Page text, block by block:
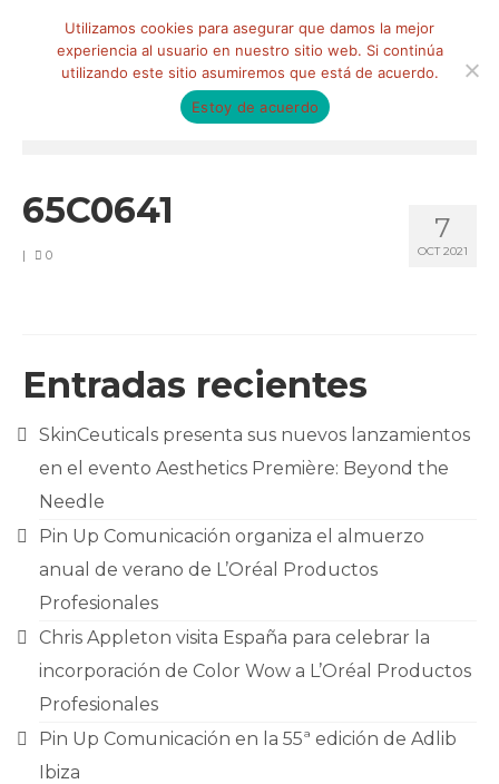
Equipo
BLOG
CONTACTO
7
OCT 2021
65C0641
| 0
Entradas recientes
SkinCeuticals presenta sus nuevos lanzamientos
en el evento Aesthetics Première: Beyond the
Needle
Pin Up Comunicación organiza el almuerzo
anual de verano de L’Oréal Productos
Profesionales
Chris Appleton visita España para celebrar la
incorporación de Color Wow a L’Oréal Productos
Profesionales
Pin Up Comunicación en la 55ª edición de Adlib
Ibiza
Utilizamos cookies para asegurar que damos la mejor
experiencia al usuario en nuestro sitio web. Si continúa
utilizando este sitio asumiremos que está de acuerdo.
Estoy de acuerdo